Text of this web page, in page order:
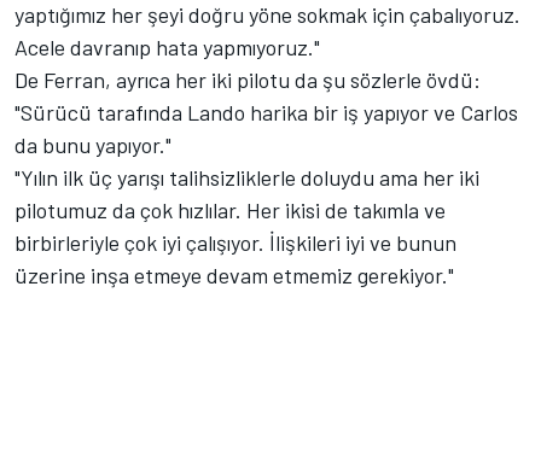
yaptığımız her şeyi doğru yöne sokmak için çabalıyoruz.
Acele davranıp hata yapmıyoruz."
De Ferran, ayrıca her iki pilotu da şu sözlerle övdü:
"Sürücü tarafında Lando harika bir iş yapıyor ve Carlos
da bunu yapıyor."
"Yılın ilk üç yarışı talihsizliklerle doluydu ama her iki
pilotumuz da çok hızlılar. Her ikisi de takımla ve
birbirleriyle çok iyi çalışıyor. İlişkileri iyi ve bunun
üzerine inşa etmeye devam etmemiz gerekiyor."